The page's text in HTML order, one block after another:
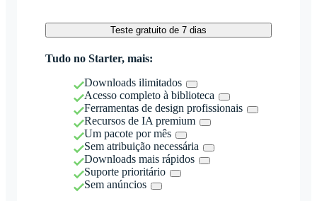
Teste gratuito de 7 dias
Tudo no Starter, mais:
Downloads ilimitados
Acesso completo à biblioteca
Ferramentas de design profissionais
Recursos de IA premium
Um pacote por mês
Sem atribuição necessária
Downloads mais rápidos
Suporte prioritário
Sem anúncios